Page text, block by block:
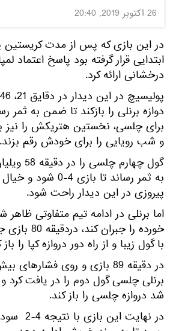
26 اکتوبر 2019, 20:40
در این بازی که پس از مدت کریستین
ابتدایی قرار گرفته بود پاسخ اعتماد
درخشانی ارائه کرد.
دوازه برنلی را بازکند تا ضمن به
برای چلسی، نخستین هتریکش را نیز
و شب رویایی را برای خودش رقم بزند.
گول
به ثمر رساند تا
پیروزی در این دیدار راحت شود.
اما برنلی در ادامه تیم متفاوتی
خورده را
با گول زیبا و از راه دور دروازه کپا را
در دقیقه 89 بازی و روی
برنلی چلسی گول دوم را در یافت کرد
شد دروازه چلسی را باز کند.
در